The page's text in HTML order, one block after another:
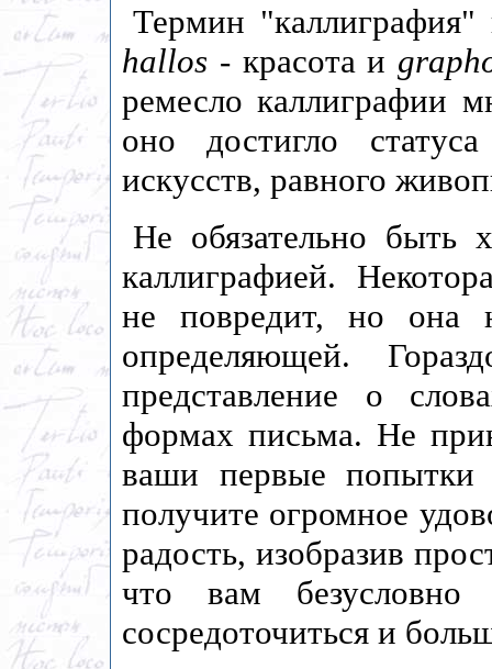
Термин "каллиграфия"
hallos - красота и
ремесло каллиграфии
оно достигло
искусств, равного
Не обязательно быть
каллиграфией.
не повредит, но она
определяющей.
представление о
формах письма. Не
ваши первые
получите огромное
радость, изобразив
что вам
сосредоточиться и